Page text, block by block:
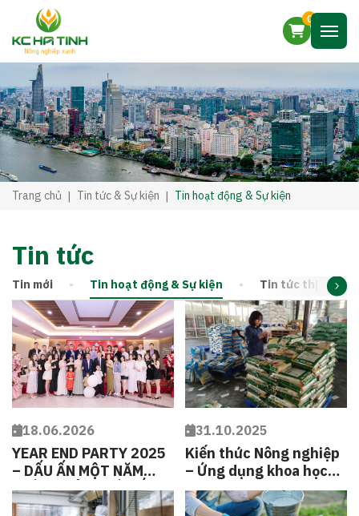
0
Trang chủ Tin tức & Sự kiện Tin hoạt động & Sự kiện
Tin tức
Tin mới Tin hoạt động & Sự kiện Tin tức thị trường
18.06.2026
YEAR END PARTY 2025
– DẤU ẤN MỘT NĂM
THÀNH CÔNG VÀ GẮN
KẾT CỦA KC HÀ TĨNH
31.10.2025
Kiến thức Nông nghiệp
– Ứng dụng khoa học
để nâng cao giá trị cây
trồng